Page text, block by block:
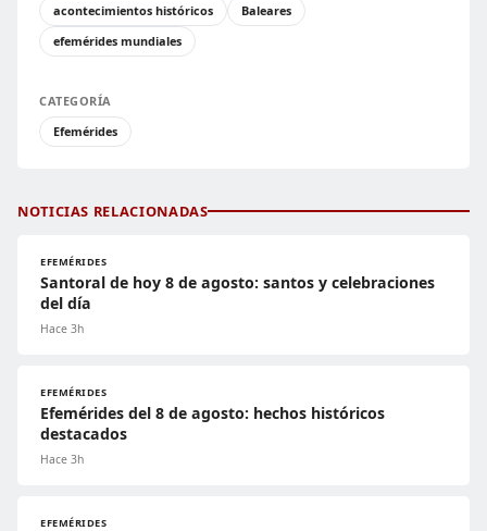
acontecimientos históricos
Baleares
efemérides mundiales
CATEGORÍA
Efemérides
NOTICIAS RELACIONADAS
EFEMÉRIDES
Santoral de hoy 8 de agosto: santos y celebraciones
del día
Hace 3h
EFEMÉRIDES
Efemérides del 8 de agosto: hechos históricos
destacados
Hace 3h
EFEMÉRIDES